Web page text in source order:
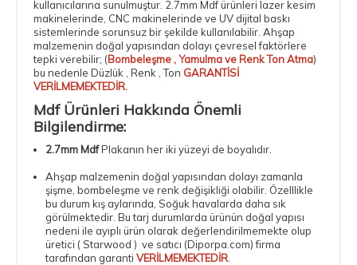
kullanıcılarına sunulmuştur. 2.7mm Mdfürünleri lazer kesim
makinelerinde, CNC makinelerinde ve UV dijital baskı
sistemlerinde sorunsuz bir şekilde kullanılabilir. Ahşap
malzemenin doğal yapısından dolayı çevresel faktörlere
tepki verebilir; (Bombeleşme , Yamulma ve Renk Ton Atma)
bu nedenle Düzlük , Renk , Ton GARANTİSİ
VERİLMEMEKTEDİR.
Mdf Ürünleri Hakkında Önemli
Bilgilendirme:
2.7mm MdfPlakanın her iki yüzeyi de boyalıdır.
Ahşap malzemenin doğal yapısından dolayı zamanla
şişme, bombeleşme ve renk değişikliği olabilir. Özelllikle
bu durum kış aylarında, Soğuk havalarda daha sık
görülmektedir. Bu tarj durumlarda ürünün doğal yapısı
nedeni ile ayıplı ürün olarak değerlendirilmemekte olup
üretici ( Starwood ) ve satıcı (Diporpa.com) firma
tarafından garanti VERİLMEMEKTEDİR